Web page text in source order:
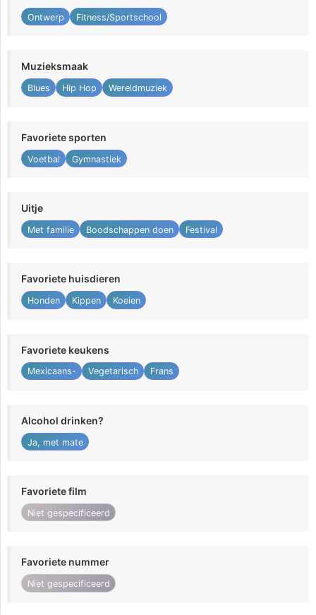
Ontwerp Fitness/Sportschool
Muzieksmaak
Blues Hip Hop Wereldmuziek
Favoriete sporten
Voetbal Gymnastiek
Uitje
Met familie Boodschappen doen Festival
Favoriete huisdieren
Honden Kippen Koeien
Favoriete keukens
Mexicaans- Vegetarisch Frans
Alcohol drinken?
Ja, met mate
Favoriete film
Niet gespecificeerd
Favoriete nummer
Niet gespecificeerd